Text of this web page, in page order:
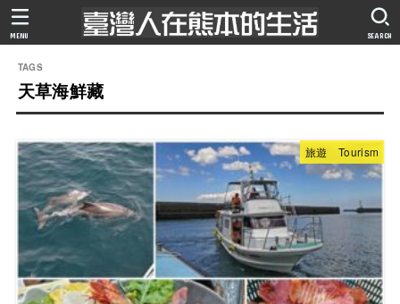
SEARCH
MENU
天草海鮮藏
旅遊 Tourism